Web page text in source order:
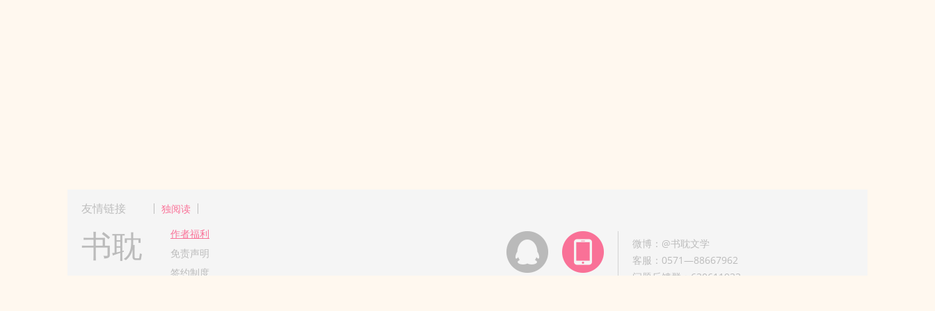
友情链接 独阅读
书耽
作者福利
免责声明
签约制度
微博：@书耽文学
客服：0571—88667962
问题反馈群：630611933